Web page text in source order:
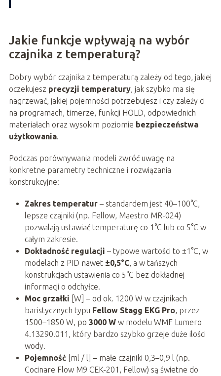
Jakie funkcje wpływają na wybór
czajnika z temperaturą?
Dobry wybór czajnika z temperaturą zależy od tego, jakiej
oczekujesz precyzji temperatury, jak szybko ma się
nagrzewać, jakiej pojemności potrzebujesz i czy zależy ci
na programach, timerze, funkcji HOLD, odpowiednich
materiałach oraz wysokim poziomie bezpieczeństwa
użytkowania.
Podczas porównywania modeli zwróć uwagę na
konkretne parametry techniczne i rozwiązania
konstrukcyjne:
Zakres temperatur– standardem jest 40–100°C,
lepsze czajniki (np. Fellow, Maestro MR-024)
pozwalają ustawiać temperaturę co 1°C lub co 5°C w
całym zakresie.
Dokładność regulacji – typowe wartości to ±1°C, w
modelach z PID nawet ±0,5°C, a w tańszych
konstrukcjach ustawienia co 5°C bez dokładnej
informacji o odchyłce.
Moc grzałki [W] – od ok. 1200 W w czajnikach
baristycznych typu Fellow Stagg EKG Pro, przez
1500–1850 W, po 3000 Ww modelu WMF Lumero
4.13290.011, który bardzo szybko grzeje duże ilości
wody.
Pojemność[ml / l] – małe czajniki 0,3–0,9 l (np.
Cocinare Flow M9 CEK-201, Fellow) są świetne do